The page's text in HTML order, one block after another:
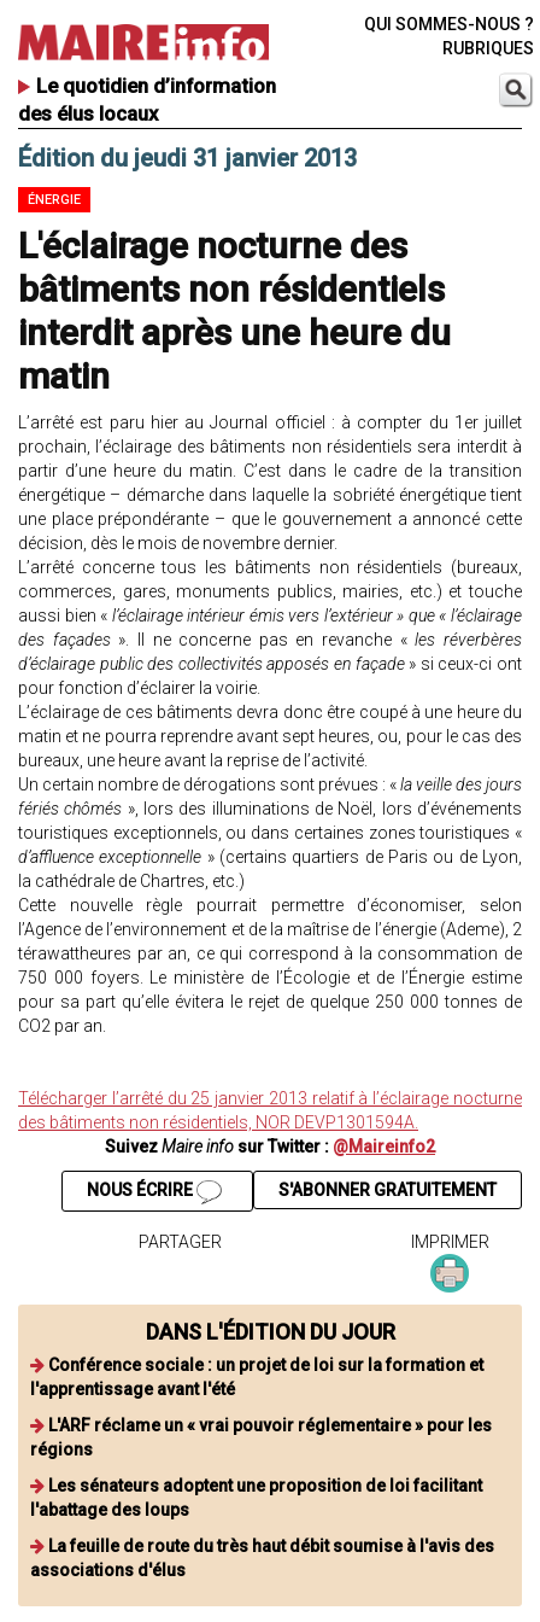
Le quotidien d’information
des élus locaux
QUI SOMMES-NOUS ?
RUBRIQUES
Édition du jeudi 31 janvier 2013
ÉNERGIE
L'éclairage nocturne des
bâtiments non résidentiels
interdit après une heure du
matin
L’arrêté est paru hier au Journal officiel : à compter du 1er juillet
prochain, l’éclairage des bâtiments non résidentiels sera interdit à
partir d’une heure du matin. C’est dans le cadre de la transition
énergétique – démarche dans laquelle la sobriété énergétique tient
une place prépondérante – que le gouvernement a annoncé cette
décision, dès le mois de novembre dernier.
L’arrêté concerne tous les bâtiments non résidentiels (bureaux,
commerces, gares, monuments publics, mairies, etc.) et touche
aussi bien « l’éclairage intérieur émis vers l’extérieur » que « l’éclairage
des façades». Il ne concerne pas en revanche «les réverbères
d’éclairage public des collectivités apposés en façade» si ceux-ci ont
pour fonction d’éclairer la voirie.
L’éclairage de ces bâtiments devra donc être coupé à une heure du
matin et ne pourra reprendre avant sept heures, ou, pour le cas des
bureaux, une heure avant la reprise de l’activité.
Un certain nombre de dérogations sont prévues : «la veille des jours
fériés chômés », lors des illuminations de Noël, lors d’événements
touristiques exceptionnels, ou dans certaines zones touristiques «
d’affluence exceptionnelle » (certains quartiers de Paris ou de Lyon,
la cathédrale de Chartres, etc.)
Cette nouvelle règle pourrait permettre d’économiser, selon
l’Agence de l’environnement et de la maîtrise de l’énergie (Ademe), 2
térawattheures par an, ce qui correspond à la consommation de
750 000 foyers. Le ministère de l’Écologie et de l’Énergie estime
pour sa part qu’elle évitera le rejet de quelque 250 000 tonnes de
CO2 par an.
Télécharger l’arrêté du 25 janvier 2013 relatif à l’éclairage nocturne
des bâtiments non résidentiels, NOR DEVP1301594A.
SuivezMaire info sur Twitter : @Maireinfo2
S'ABONNER GRATUITEMENT
NOUS ÉCRIRE
PARTAGER IMPRIMER
DANS L'ÉDITION DU JOUR
Conférence sociale : un projet de loi sur la formation et
l'apprentissage avant l'été
L'ARF réclame un « vrai pouvoir réglementaire » pour les
régions
Les sénateurs adoptent une proposition de loi facilitant
l'abattage des loups
La feuille de route du très haut débit soumise à l'avis des
associations d'élus